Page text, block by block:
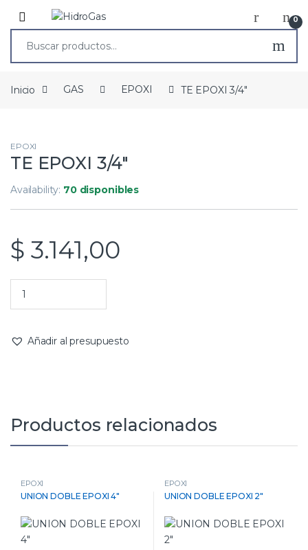
0
Inicio GAS EPOXI TE EPOXI 3/4″
EPOXI
TE EPOXI 3/4″
Availability: 70 disponibles
$ 3.141,00
Añadir al presupuesto
Productos relacionados
EPOXI
UNION DOBLE EPOXI 4″
EPOXI
UNION DOBLE EPOXI 2″